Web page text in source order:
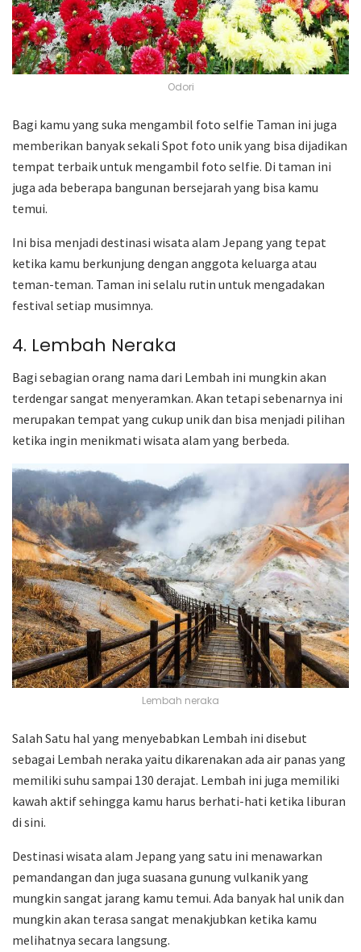
Odori
Bagi kamu yang suka mengambil foto selfie Taman ini juga
memberikan banyak sekali Spot foto unik yang bisa dijadikan
tempat terbaik untuk mengambil foto selfie. Di taman ini
juga ada beberapa bangunan bersejarah yang bisa kamu
temui.
Ini bisa menjadi destinasi wisata alam Jepang yang tepat
ketika kamu berkunjung dengan anggota keluarga atau
teman-teman. Taman ini selalu rutin untuk mengadakan
festival setiap musimnya.
4. Lembah Neraka
Bagi sebagian orang nama dari Lembah ini mungkin akan
terdengar sangat menyeramkan. Akan tetapi sebenarnya ini
merupakan tempat yang cukup unik dan bisa menjadi pilihan
ketika ingin menikmati wisata alam yang berbeda.
Lembah neraka
Salah Satu hal yang menyebabkan Lembah ini disebut
sebagai Lembah neraka yaitu dikarenakan ada air panas yang
memiliki suhu sampai 130 derajat. Lembah ini juga memiliki
kawah aktif sehingga kamu harus berhati-hati ketika liburan
di sini.
Destinasi wisata alam Jepang yang satu ini menawarkan
pemandangan dan juga suasana gunung vulkanik yang
mungkin sangat jarang kamu temui. Ada banyak hal unik dan
mungkin akan terasa sangat menakjubkan ketika kamu
melihatnya secara langsung.